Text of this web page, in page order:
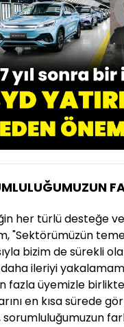
her türlü desteğe
"Sektörümüzün
bizim de sürekli
ileriyi
fazla üyemizle
en kısa sürede
sorumluluğumuzun